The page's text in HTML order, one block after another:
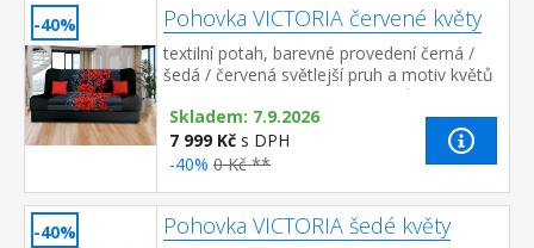
-40% Pohovka VICTORIA červené květy
textilní potah, barevné provedení černá /
šedá / červená světlejší pruh a motiv květů
na sedací a opěradlové části může být
umístěn i v jiné polo...
Skladem: 7.9.2026
7 999 Kč s DPH
-40% 0 Kč **
-40% Pohovka VICTORIA šedé květy